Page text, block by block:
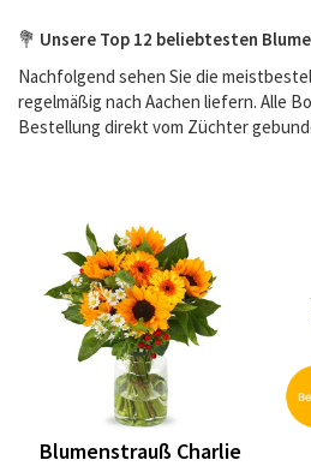
💐 Unsere Top 12 beliebtesten
Nachfolgend sehen Sie die
regelmäßig nach Aachen liefern. Alle
Bestellung direkt vom Züchter
Blumenstrauß Charlie